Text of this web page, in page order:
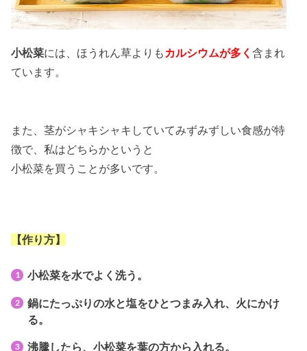
小松菜には、ほうれん草よりも カルシウムが多く含まれ
ています。
また、茎がシャキシャキしていてみずみずしい食感が特
徴で、私はどちらかというと
小松菜を買うことが多いです。
【作り方】
小松菜を水でよく洗う。
鍋にたっぷりの水と塩をひとつまみ入れ、火にかけ
る。
沸騰したら、小松菜を葉の方から入れる。